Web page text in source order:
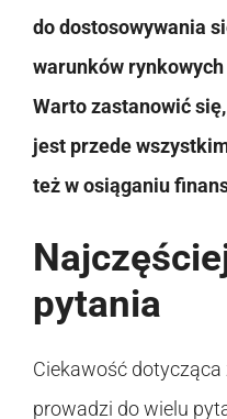
do dostosowywania
warunków
Warto zastanowić
jest przede
też w osiąganiu
pytania
Ciekawość
prowadzi do wielu